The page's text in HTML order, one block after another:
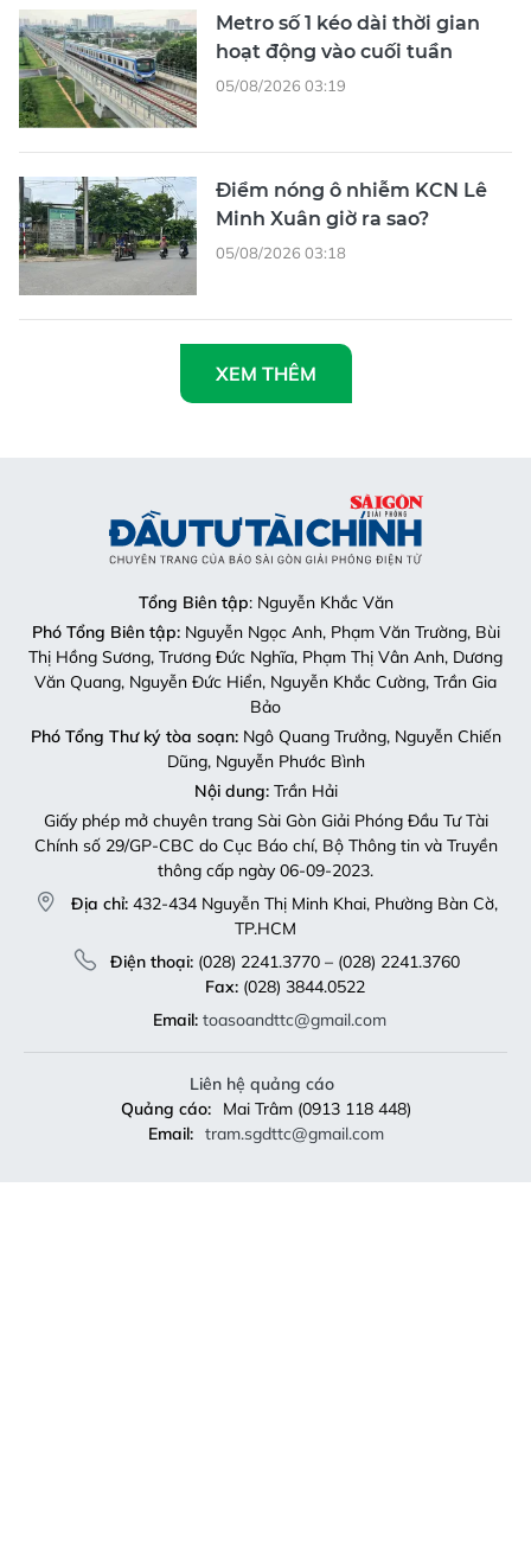
Metro số 1 kéo dài thời gian
hoạt động vào cuối tuần
05/08/2026 03:19
Điểm nóng ô nhiễm KCN Lê
Minh Xuân giờ ra sao?
05/08/2026 03:18
XEM THÊM
Tổng Biên tập: Nguyễn Khắc Văn
Phó Tổng Biên tập:Nguyễn Ngọc Anh, Phạm Văn Trường, Bùi
Thị Hồng Sương, Trương Đức Nghĩa, Phạm Thị Vân Anh, Dương
Văn Quang, Nguyễn Đức Hiển, Nguyễn Khắc Cường, Trần Gia
Bảo
Phó Tổng Thư ký tòa soạn:Ngô Quang Trưởng, Nguyễn Chiến
Dũng, Nguyễn Phước Bình
Nội dung:Trần Hải
Giấy phép mở chuyên trang Sài Gòn Giải Phóng Đầu Tư Tài
Chính số 29/GP-CBC do Cục Báo chí, Bộ Thông tin và Truyền
thông cấp ngày 06-09-2023.
Địa chỉ: 432-434 Nguyễn Thị Minh Khai, Phường Bàn Cờ,
TP.HCM
Điện thoại:(028) 2241.3770 – (028) 2241.3760
Fax:(028) 3844.0522
Email: toasoandttc@gmail.com
Liên hệ quảng cáo
Quảng cáo:
Mai Trâm (0913 118 448)
Email: tram.sgdttc@gmail.com